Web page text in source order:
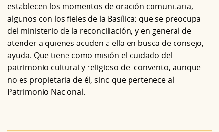
establecen los momentos de oración comunitaria,
algunos con los fieles de la Basílica; que se preocupa
del ministerio de la reconciliación, y en general de
atender a quienes acuden a ella en busca de consejo,
ayuda. Que tiene como misión el cuidado del
patrimonio cultural y religioso del convento, aunque
no es propietaria de él, sino que pertenece al
Patrimonio Nacional.